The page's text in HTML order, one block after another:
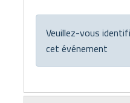
Veuillez-vous
cet événement